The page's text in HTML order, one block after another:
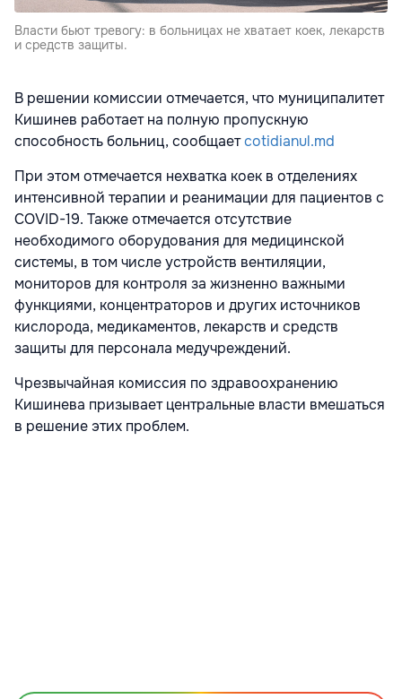
Власти бьют тревогу: в больницах не хватает коек, лекарств
и средств защиты.
В решении комиссии отмечается, что муниципалитет
Кишинев работает на полную пропускную
способность больниц, сообщаетcotidianul.md
При этом отмечается нехватка коек в отделениях
интенсивной терапии и реанимации для пациентов с
COVID-19. Также отмечается отсутствие
необходимого оборудования для медицинской
системы, в том числе устройств вентиляции,
мониторов для контроля за жизненно важными
функциями, концентраторов и других источников
кислорода, медикаментов, лекарств и средств
защиты для персонала медучреждений.
Чрезвычайная комиссия по здравоохранению
Кишинева призывает центральные власти вмешаться
в решение этих проблем.